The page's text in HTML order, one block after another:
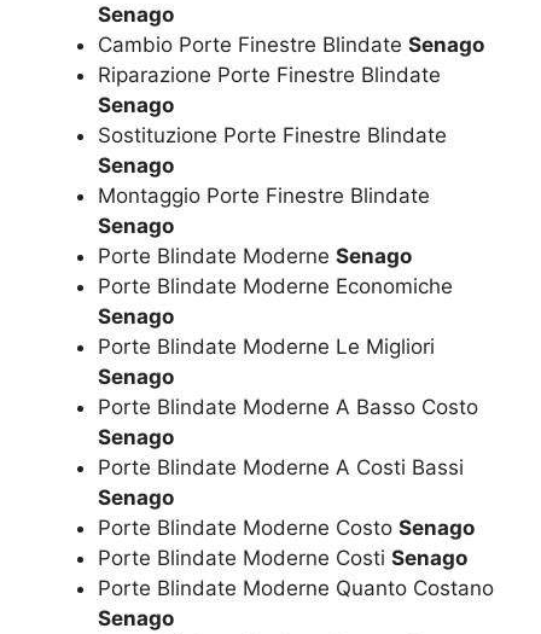
Senago
Cambio Porte Finestre Blindate Senago
Riparazione Porte Finestre Blindate
Senago
Sostituzione Porte Finestre Blindate
Senago
Montaggio Porte Finestre Blindate
Senago
Porte Blindate Moderne Senago
Porte Blindate Moderne Economiche
Senago
Porte Blindate Moderne Le Migliori
Senago
Porte Blindate Moderne A Basso Costo
Senago
Porte Blindate Moderne A Costi Bassi
Senago
Porte Blindate Moderne Costo Senago
Porte Blindate Moderne Costi Senago
Porte Blindate Moderne Quanto Costano
Senago